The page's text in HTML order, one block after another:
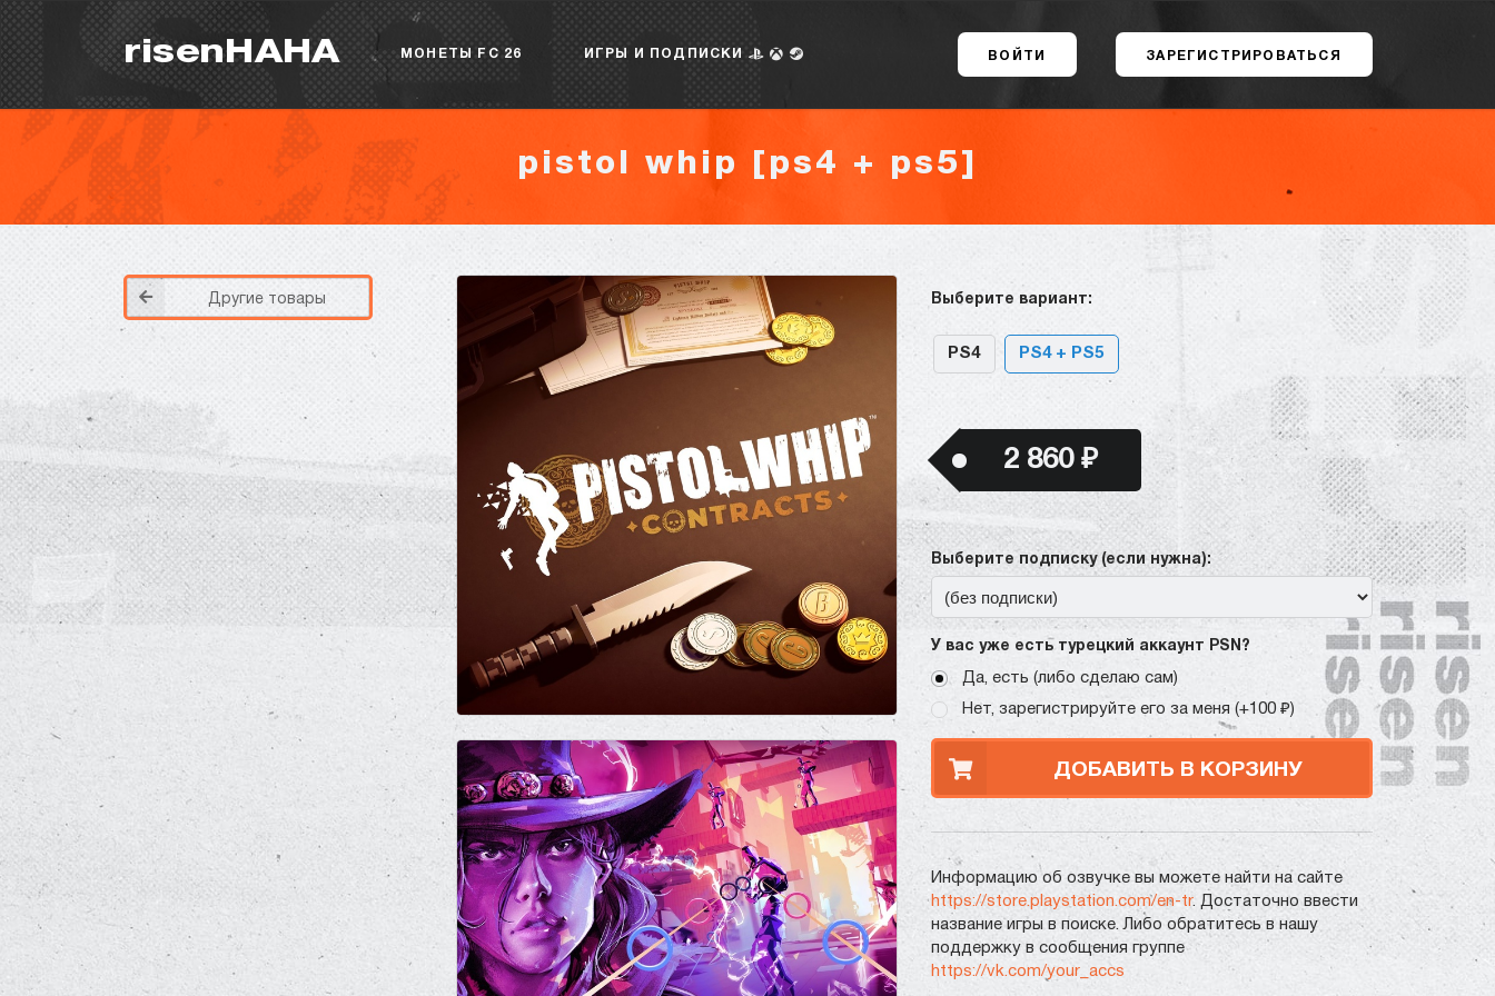
risenHAHA МОНЕТЫ FC 26 ИГРЫ И ПОДПИСКИ ВОЙТИ ЗАРЕГИСТРИРОВАТЬСЯ
pistol whip [ps4 + ps5]
Другие товары Выберите вариант:
PS4 PS4 + PS5
2 860 ₽
Выберите подписку (если нужна):
У вас уже есть турецкий аккаунт PSN?
Да, есть (либо сделаю сам)
Нет, зарегистрируйте его за меня (+100 ₽)
ДОБАВИТЬ В КОРЗИНУ
Информацию об озвучке вы можете найти на сайте
https://store.playstation.com/en-tr. Достаточно ввести
название игры в поиске. Либо обратитесь в нашу
поддержку в сообщения группе
https://vk.com/your_accs